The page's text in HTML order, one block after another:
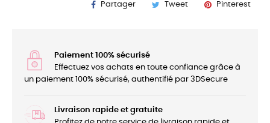
Partager Tweet Pinterest
Paiement 100% sécurisé
Effectuez vos achats en toute confiance grâce à
un paiement 100% sécurisé, authentifié par 3DSecure
Livraison rapide et gratuite